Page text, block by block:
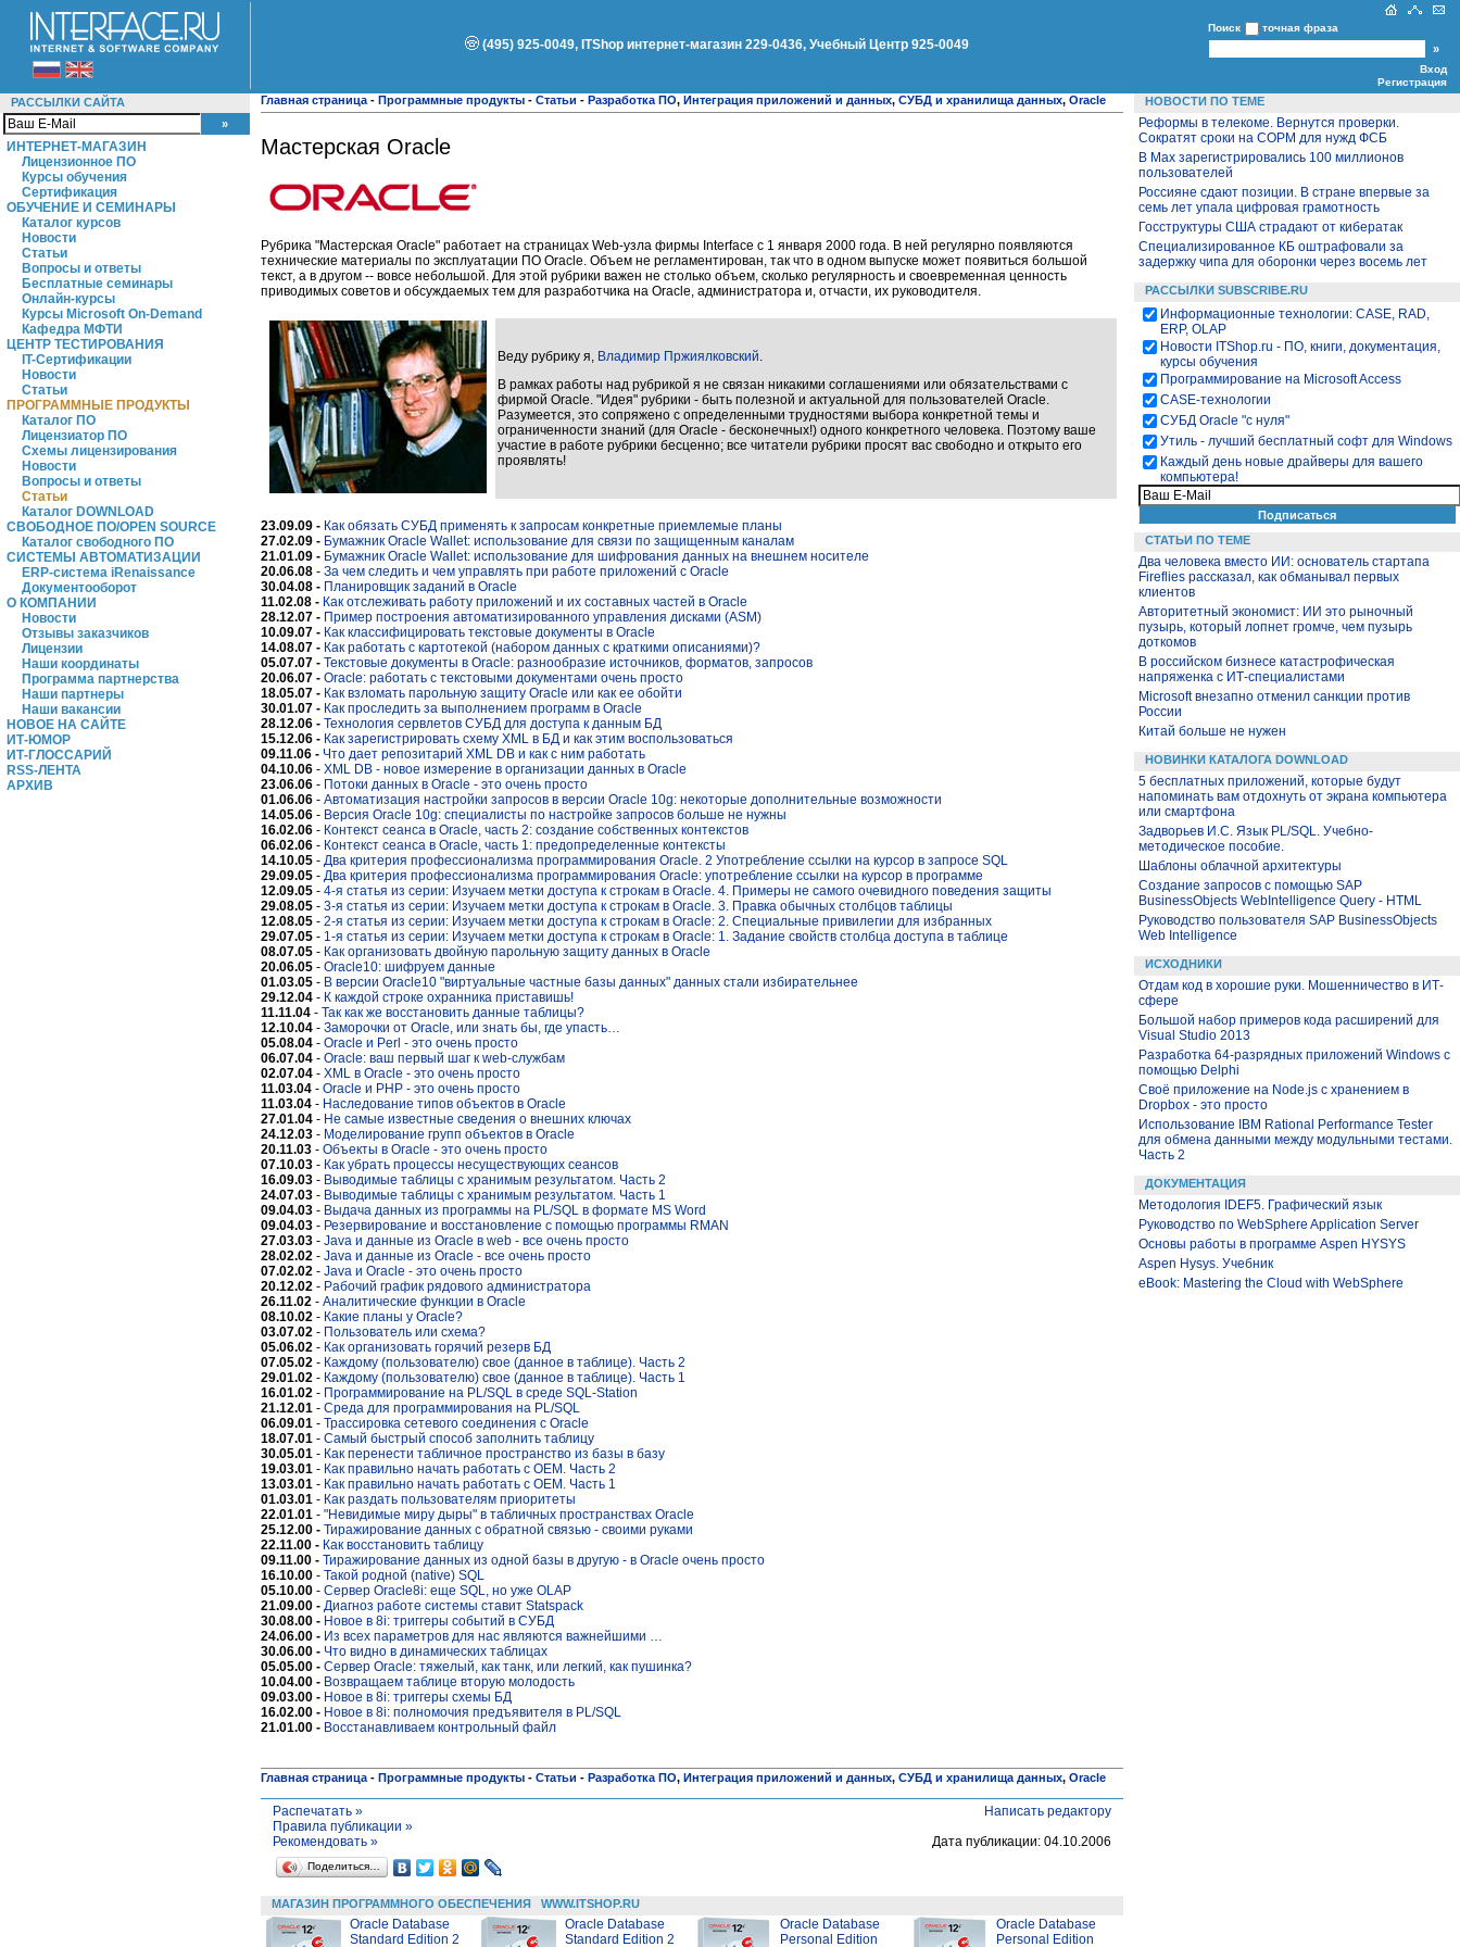
(495) 925-0049, ITShop интернет-магазин 229-0436, Учебный Центр 925-0049
Поиск точная фраза
Вход
Регистрация
РАССЫЛКИ САЙТА
ИНТЕРНЕТ-МАГАЗИН
Лицензионное ПО
Курсы обучения
Сертификация
ОБУЧЕНИЕ И СЕМИНАРЫ
Каталог курсов
Новости
Статьи
Вопросы и ответы
Бесплатные семинары
Онлайн-курсы
Курсы Microsoft On-Demand
Кафедра МФТИ
ЦЕНТР ТЕСТИРОВАНИЯ
IT-Сертификации
Новости
Статьи
ПРОГРАММНЫЕ ПРОДУКТЫ
Каталог ПО
Лицензиатор ПО
Схемы лицензирования
Новости
Вопросы и ответы
Статьи
Каталог DOWNLOAD
СВОБОДНОЕ ПО/OPEN SOURCE
Каталог свободного ПО
СИСТЕМЫ АВТОМАТИЗАЦИИ
ERP-система iRenaissance
Документооборот
О КОМПАНИИ
Новости
Отзывы заказчиков
Лицензии
Наши координаты
Программа партнерства
Наши партнеры
Наши вакансии
НОВОЕ НА САЙТЕ
ИТ-ЮМОР
ИТ-ГЛОССАРИЙ
RSS-ЛЕНТА
АРХИВ
Главная страница - Программные продукты - Статьи - Разработка ПО, Интеграция приложений и данных, СУБД и хранилища данных, Oracle
Мастерская Oracle
Рубрика "Мастерская Oracle" работает на страницах Web-узла фирмы Interface с 1 января 2000 года. В ней регулярно появляются
технические материалы по эксплуатации ПО Oracle. Объем не регламентирован, так что в одном выпуске может появиться большой
текст, а в другом -- вовсе небольшой. Для этой рубрики важен не столько объем, сколько регулярность и своевременная ценность
приводимых советов и обсуждаемых тем для разработчика на Oracle, администратора и, отчасти, их руководителя.
Веду рубрику я, Владимир Пржиялковский
В рамках работы над рубрикой я не связан никакими соглашениями или обязательствами с
фирмой Oracle. "Идея" рубрики - быть полезной и актуальной для пользователей Oracle.
Разумеется, это сопряжено с определенными трудностями выбора конкретной темы и
ограниченности знаний (для Oracle - бесконечных!) одного конкретного человека. Поэтому ваше
участие в работе рубрики бесценно; все читатели рубрики просят вас свободно и открыто его
проявлять!
23.09.09 - Как обязать СУБД применять к запросам конкретные приемлемые планы
27.02.09 - Бумажник Oracle Wallet: использование для связи по защищенным каналам
21.01.09 - Бумажник Oracle Wallet: использование для шифрования данных на внешнем носителе
20.06.08 - За чем следить и чем управлять при работе приложений с Oracle
30.04.08 - Планировщик заданий в Oracle
11.02.08 - Как отслеживать работу приложений и их составных частей в Oracle
28.12.07 - Пример построения автоматизированного управления дисками (ASM)
10.09.07 - Как классифицировать текстовые документы в Oracle
14.08.07 - Как работать с картотекой (набором данных с краткими описаниями)?
05.07.07 - Текстовые документы в Oracle: разнообразие источников, форматов, запросов
20.06.07 - Oracle: работать с текстовыми документами очень просто
18.05.07 - Как взломать парольную защиту Oracle или как ее обойти
30.01.07 - Как проследить за выполнением программ в Oracle
28.12.06 - Технология сервлетов СУБД для доступа к данным БД
15.12.06 - Как зарегистрировать схему XML в БД и как этим воспользоваться
09.11.06 - Что дает репозитарий XML DB и как с ним работать
04.10.06 - XML DB - новое измерение в организации данных в Oracle
23.06.06 - Потоки данных в Oracle - это очень просто
01.06.06 - Автоматизация настройки запросов в версии Oracle 10g: некоторые дополнительные возможности
14.05.06 - Версия Oracle 10g: специалисты по настройке запросов больше не нужны
16.02.06 - Контекст сеанса в Oracle, часть 2: создание собственных контекстов
06.02.06 - Контекст сеанса в Oracle, часть 1: предопределенные контексты
14.10.05 - Два критерия профессионализма программирования Oracle. 2 Употребление ссылки на курсор в запросе SQL
29.09.05 - Два критерия профессионализма программирования Oracle: употребление ссылки на курсор в программе
12.09.05 - 4-я статья из серии: Изучаем метки доступа к строкам в Oracle. 4. Примеры не самого очевидного поведения защиты
29.08.05 - 3-я статья из серии: Изучаем метки доступа к строкам в Oracle. 3. Правка обычных столбцов таблицы
12.08.05 - 2-я статья из серии: Изучаем метки доступа к строкам в Oracle: 2. Специальные привилегии для избранных
29.07.05 - 1-я статья из серии: Изучаем метки доступа к строкам в Oracle: 1. Задание свойств столбца доступа в таблице
08.07.05 - Как организовать двойную парольную защиту данных в Oracle
20.06.05 - Oracle10: шифруем данные
01.03.05 - В версии Oracle10 "виртуальные частные базы данных" данных стали избирательнее
29.12.04 - К каждой строке охранника приставишь!
11.11.04 - Так как же восстановить данные таблицы?
12.10.04 - Заморочки от Oracle, или знать бы, где упасть…
05.08.04 - Oracle и Perl - это очень просто
06.07.04 - Oracle: ваш первый шаг к web-службам
02.07.04 - XML в Oracle - это очень просто
11.03.04 - Oracle и PHP - это очень просто
11.03.04 - Наследование типов объектов в Oracle
27.01.04 - Не самые известные сведения о внешних ключах
24.12.03 - Моделирование групп объектов в Oracle
20.11.03 - Объекты в Oracle - это очень просто
07.10.03 - Как убрать процессы несуществующих сеансов
16.09.03 - Выводимые таблицы с хранимым результатом. Часть 2
24.07.03 - Выводимые таблицы с хранимым результатом. Часть 1
09.04.03 - Выдача данных из программы на PL/SQL в формате MS Word
09.04.03 - Резервирование и восстановление с помощью программы RMAN
27.03.03 - Java и данные из Oracle в web - все очень просто
28.02.02 - Java и данные из Oracle - все очень просто
07.02.02 - Java и Oracle - это очень просто
20.12.02 - Рабочий график рядового администратора
26.11.02 - Аналитические функции в Oracle
08.10.02 - Какие планы у Oracle?
03.07.02 - Пользователь или схема?
05.06.02 - Как организовать горячий резерв БД
07.05.02 - Каждому (пользователю) свое (данное в таблице). Часть 2
29.01.02 - Каждому (пользователю) свое (данное в таблице). Часть 1
16.01.02 - Программирование на PL/SQL в среде SQL-Station
21.12.01 - Среда для программирования на PL/SQL
06.09.01 - Трассировка сетевого соединения с Oracle
18.07.01 - Самый быстрый способ заполнить таблицу
30.05.01 - Как перенести табличное пространство из базы в базу
19.03.01 - Как правильно начать работать с OEM. Часть 2
13.03.01 - Как правильно начать работать с OEM. Часть 1
01.03.01 - Как раздать пользователям приоритеты
22.01.01 - "Невидимые миру дыры" в табличных пространствах Oracle
25.12.00 - Тиражирование данных с обратной связью - своими руками
22.11.00 - Как восстановить таблицу
09.11.00 - Тиражирование данных из одной базы в другую - в Oracle очень просто
16.10.00 - Такой родной (native) SQL
05.10.00 - Сервер Oracle8i: еще SQL, но уже OLAP
21.09.00 - Диагноз работе системы ставит Statspack
30.08.00 - Новое в 8i: триггеры событий в СУБД
24.06.00 - Из всех параметров для нас являются важнейшими …
30.06.00 - Что видно в динамических таблицах
05.05.00 - Сервер Oracle: тяжелый, как танк, или легкий, как пушинка?
10.04.00 - Возвращаем таблице вторую молодость
09.03.00 - Новое в 8i: триггеры схемы БД
16.02.00 - Новое в 8i: полномочия предъявителя в PL/SQL
21.01.00 - Восстанавливаем контрольный файл
Главная страница - Программные продукты - Статьи - Разработка ПО, Интеграция приложений и данных, СУБД и хранилища данных, Oracle
Распечатать »
Правила публикации »
Написать редактору
Рекомендовать »
Дата публикации: 04.10.2006
Поделиться…
МАГАЗИН ПРОГРАММНОГО ОБЕСПЕЧЕНИЯ WWW.ITSHOP.RU
Oracle Database
Standard Edition 2
Oracle Database
Standard Edition 2
Oracle Database
Personal Edition
Oracle Database
Personal Edition
НОВОСТИ ПО ТЕМЕ
Реформы в телекоме. Вернутся проверки.
Сократят сроки на СОРМ для нужд ФСБ
В Max зарегистрировались 100 миллионов
пользователей
Россияне сдают позиции. В стране впервые за
семь лет упала цифровая грамотность
Госструктуры США страдают от кибератак
Специализированное КБ оштрафовали за
задержку чипа для оборонки через восемь лет
РАССЫЛКИ SUBSCRIBE.RU
Информационные технологии: CASE, RAD,
ERP, OLAP
Новости ITShop.ru - ПО, книги, документация,
курсы обучения
Программирование на Microsoft Access
CASE-технологии
СУБД Oracle "с нуля"
Утиль - лучший бесплатный софт для Windows
Каждый день новые драйверы для вашего
компьютера!
СТАТЬИ ПО ТЕМЕ
Два человека вместо ИИ: основатель стартапа
Fireflies рассказал, как обманывал первых
клиентов
Авторитетный экономист: ИИ это рыночный
пузырь, который лопнет громче, чем пузырь
доткомов
В российском бизнесе катастрофическая
напряженка с ИТ-специалистами
Microsoft внезапно отменил санкции против
России
Китай больше не нужен
НОВИНКИ КАТАЛОГА DOWNLOAD
5 бесплатных приложений, которые будут
напоминать вам отдохнуть от экрана компьютера
или смартфона
Задворьев И.С. Язык PL/SQL. Учебно-
методическое пособие.
Шаблоны облачной архитектуры
Создание запросов с помощью SAP
BusinessObjects WebIntelligence Query - HTML
Руководство пользователя SAP BusinessObjects
Web Intelligence
ИСХОДНИКИ
Отдам код в хорошие руки. Мошенничество в ИТ-
сфере
Большой набор примеров кода расширений для
Visual Studio 2013
Разработка 64-разрядных приложений Windows с
помощью Delphi
Своё приложение на Node.js с хранением в
Dropbox - это просто
Использование IBM Rational Performance Tester
для обмена данными между модульными тестами.
Часть 2
ДОКУМЕНТАЦИЯ
Методология IDEF5. Графический язык
Руководство по WebSphere Application Server
Основы работы в программе Aspen HYSYS
Aspen Hysys. Учебник
eBook: Mastering the Cloud with WebSphere